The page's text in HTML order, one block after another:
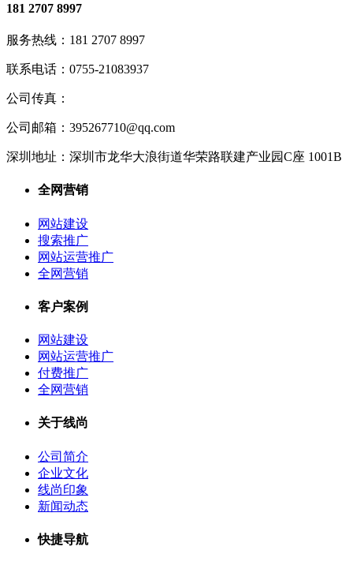
181 2707 8997
服务热线： 181 2707 8997
联系电话： 0755-21083937
公司传真：
公司邮箱： 395267710@qq.com
深圳地址： 深圳市龙华大浪街道华荣路联建产业园C座 1001B
全网营销
网站建设
搜索推广
网站运营推广
全网营销
客户案例
网站建设
网站运营推广
付费推广
全网营销
关于线尚
公司简介
企业文化
线尚印象
新闻动态
快捷导航